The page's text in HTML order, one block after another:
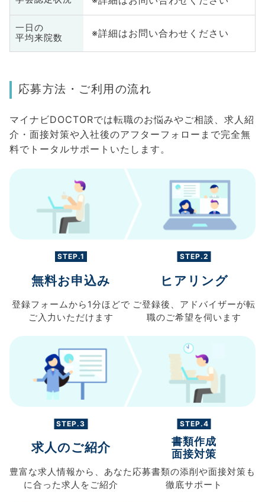
一日の
平均来院数
※詳細はお問い合わせください
応募方法・ご利用の流れ
マイナビDOCTORでは転職のお悩みやご相談、求人紹
介・面接対策や入社後のアフターフォローまで完全無
料でトータルサポートいたします。
STEP.1
無料お申込み
登録フォームから 1分ほどで
ご入力 いただけます
STEP.2
ヒアリング
ご登録後、 アドバイザーが転
職のご希望を伺います
STEP.3
求人のご紹介
豊富な求人情報から、 あなた
に合った求人を ご紹介
STEP.4
書類作成
面接対策
応募書類の添削や面接対策も
徹底サポート